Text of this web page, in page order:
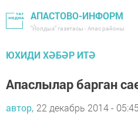
АПАСТОВО-ИНФОРМ
"Йолдыз" газетасы - Апас районы
ЮХИДИ ХӘБӘР ИТӘ
Апаслылар барган
автор, 22 декабрь 2014 - 05:45